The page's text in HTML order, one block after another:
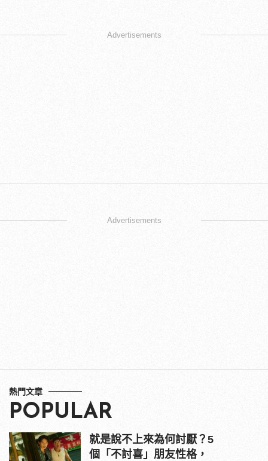
Advertisements
Advertisements
熱門文章
POPULAR
就是說不上來為何討厭？5
個「不討喜」朋友性格，